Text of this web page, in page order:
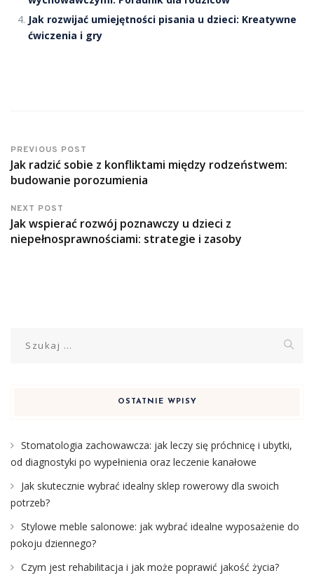
Jak rozwijać umiejętności pisania u dzieci: Kreatywne
ćwiczenia i gry
PREVIOUS POST
Jak radzić sobie z konfliktami między rodzeństwem:
budowanie porozumienia
NEXT POST
Jak wspierać rozwój poznawczy u dzieci z
niepełnosprawnościami: strategie i zasoby
OSTATNIE WPISY
Stomatologia zachowawcza: jak leczy się próchnicę i ubytki,
od diagnostyki po wypełnienia oraz leczenie kanałowe
Jak skutecznie wybrać idealny sklep rowerowy dla swoich
potrzeb?
Stylowe meble salonowe: jak wybrać idealne wyposażenie do
pokoju dziennego?
Czym jest rehabilitacja i jak może poprawić jakość życia?